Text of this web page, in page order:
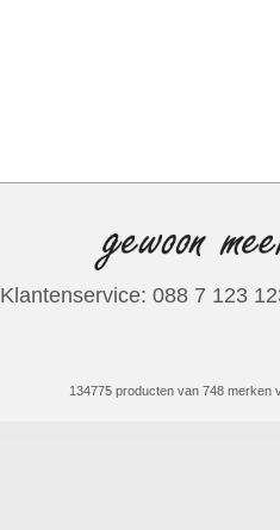
Klantenservice: 088 7 123
134775 producten van 748 merken